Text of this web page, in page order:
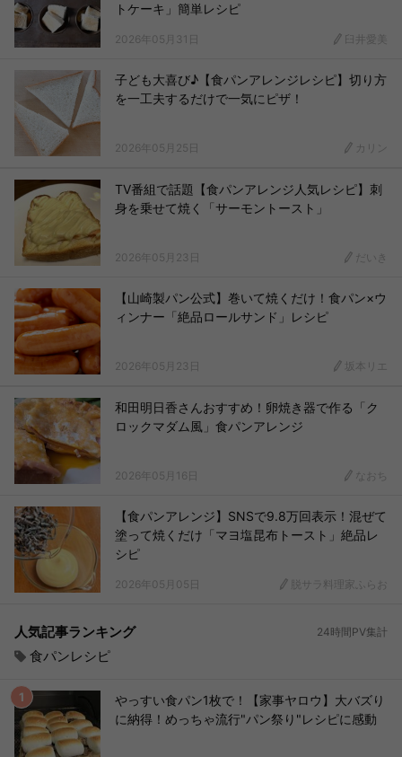
トケーキ」簡単レシピ
2026年05月31日 臼井愛美
子ども大喜び♪【食パンアレンジレシピ】切り方
を一工夫するだけで一気にピザ！
2026年05月25日 カリン
TV番組で話題【食パンアレンジ人気レシピ】刺
身を乗せて焼く「サーモントースト」
2026年05月23日 だいき
【山崎製パン公式】巻いて焼くだけ！食パン×ウ
ィンナー「絶品ロールサンド」レシピ
2026年05月23日 坂本リエ
和田明日香さんおすすめ！卵焼き器で作る「ク
ロックマダム風」食パンアレンジ
2026年05月16日 なおち
【食パンアレンジ】SNSで9.8万回表示！混ぜて
塗って焼くだけ「マヨ塩昆布トースト」絶品レ
シピ
2026年05月05日 脱サラ料理家ふらお
人気記事ランキング 24時間PV集計
食パンレシピ
やっすい食パン1枚で！【家事ヤロウ】大バズり
に納得！めっちゃ流行"パン祭り"レシピに感動